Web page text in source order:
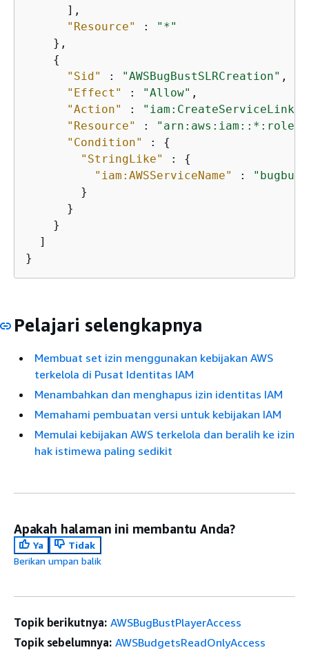
      ],
"Resource"
:
"*"
    },
{
"Sid"
: "AWSBugBustSLRCreation" ,
"Effect"
: "Allow" ,
"Action"
:
"Resource"
:
"arn:aws:iam::*:role/
"Condition"
: {
"StringLike"
: {
"iam:AWSServiceName"
:
        }
      }
    }
  ]
}
Pelajari selengkapnya
Membuat set izin menggunakan kebijakan AWS
terkelola di Pusat Identitas IAM
Menambahkan dan menghapus izin identitas IAM
Memahami pembuatan versi untuk kebijakan IAM
Memulai kebijakan AWS terkelola dan beralih ke izin
hak istimewa paling sedikit
Apakah halaman ini membantu Anda?
Ya
Tidak
Berikan umpan balik
Topik berikutnya: AWSBugBustPlayerAccess
Topik sebelumnya: AWSBudgetsReadOnlyAccess